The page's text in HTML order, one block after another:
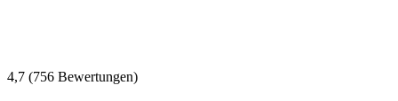
4,7 (756 Bewertungen)